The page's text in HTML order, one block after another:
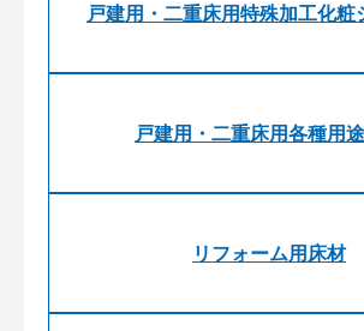
戸建用・二重床用特殊加工化粧
戸建用・二重床用各種用
リフォーム用床材